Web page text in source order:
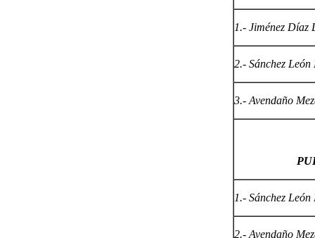
1.- Jiménez Díaz
2.- Sánchez
3.- Avendaño
1.- Sánchez
2.- Avendaño